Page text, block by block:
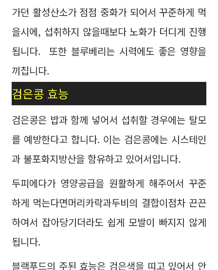
가던 활성산소가 점점 중화가 되어서 꾸준하게 먹
을시에, 섭취하지 않을때보다 노화가 더디게 진행
됩니다. 또한 블루베리는 시력에도 좋은 영향을
끼칩니다.
검은콩 효능
검은콩은 밥과 함께 넣어서 섭취할 경우에는 탈모
를 예방한다고 합니다. 이는 검은콩에는 시스테인
과 불포화지방산을 함유하고 있어서입니다.
두피에다가 영양공급을 원활하게 해주어서 꾸준
하게 먹는다면머리카락과두비의 결합이점차 끈끈
하여서 잡아당기더라도 쉽게 모발이 빠지지 않게
됩니다.
블랙푸드의 주된 효능은 검은색을 띠고 있어서 안